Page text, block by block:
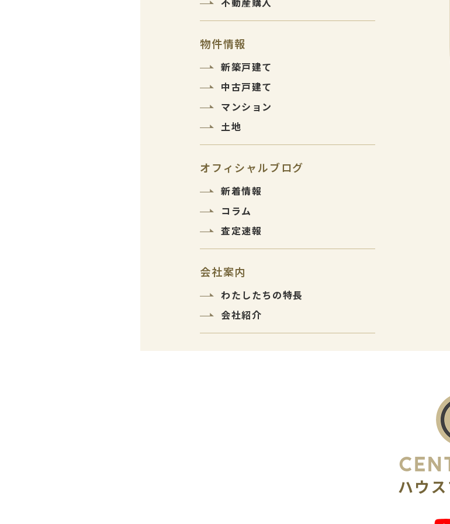
物件情報
新築戸建て
中古戸建て
マンション
土地
オフィシャルブログ
新着情報
コラム
査定速報
会社案内
わたしたちの特長
会社紹介